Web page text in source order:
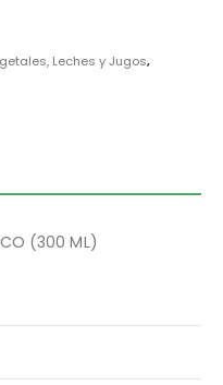
Leches y Jugos,
(300 ML)